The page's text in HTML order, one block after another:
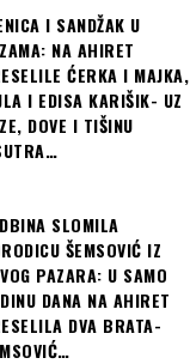
I SANDŽAK U
NA AHIRET
ĆERKA I MAJKA,
I EDISA KARIŠIK- UZ
DOVE I TIŠINU
SLOMILA
ŠEMSOVIĆ IZ
PAZARA: U SAMO
DANA NA AHIRET
DVA BRATA-